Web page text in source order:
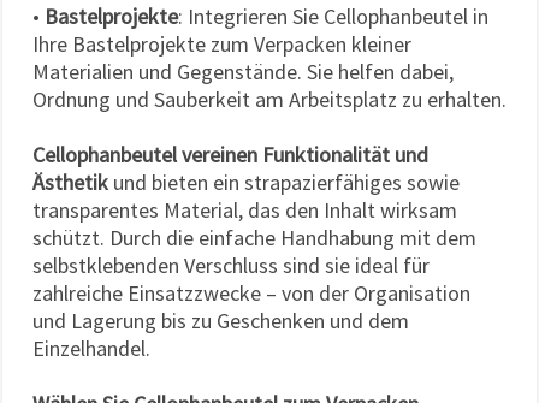
• Bastelprojekte: Integrieren Sie Cellophanbeutel in
Ihre Bastelprojekte zum Verpacken kleiner
Materialien und Gegenstände. Sie helfen dabei,
Ordnung und Sauberkeit am Arbeitsplatz zu erhalten.
Cellophanbeutel vereinen Funktionalität und
Ästhetik und bieten ein strapazierfähiges sowie
transparentes Material, das den Inhalt wirksam
schützt. Durch die einfache Handhabung mit dem
selbstklebenden Verschluss sind sie ideal für
zahlreiche Einsatzzwecke – von der Organisation
und Lagerung bis zu Geschenken und dem
Einzelhandel.